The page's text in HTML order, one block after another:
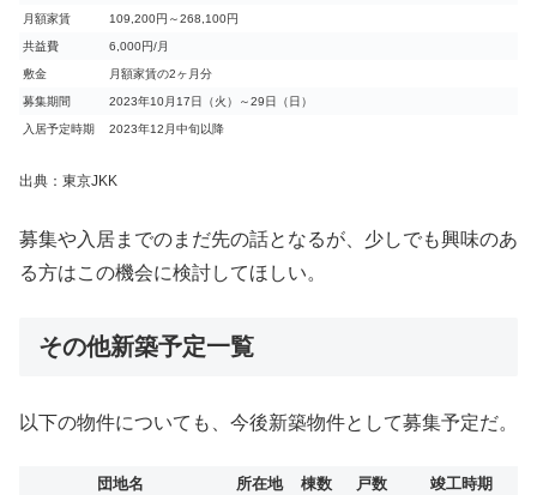
月額家賃 109,200円～268,100円
共益費 6,000円/月
敷金 月額家賃の2ヶ月分
募集期間 2023年10月17日（火）～29日（日）
入居予定時期 2023年12月中旬以降
出典：東京JKK
募集や入居までのまだ先の話となるが、少しでも興味のあ
る方はこの機会に検討してほしい。
その他新築予定一覧
以下の物件についても、今後新築物件として募集予定だ。
団地名 所在地 棟数 戸数 竣工時期